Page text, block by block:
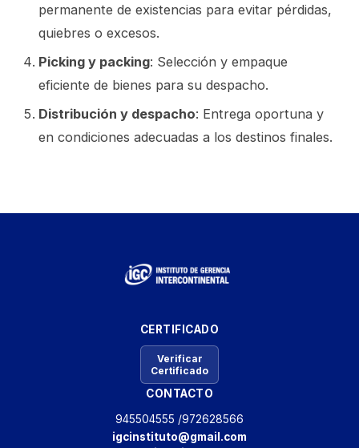
permanente de existencias para evitar pérdidas,
quiebres o excesos.
Picking y packing: Selección y empaque
eficiente de bienes para su despacho.
Distribución y despacho: Entrega oportuna y
en condiciones adecuadas a los destinos finales.
CERTIFICADO
Verificar
Certificado
CONTACTO
945504555 /972628566
igcinstituto@gmail.com